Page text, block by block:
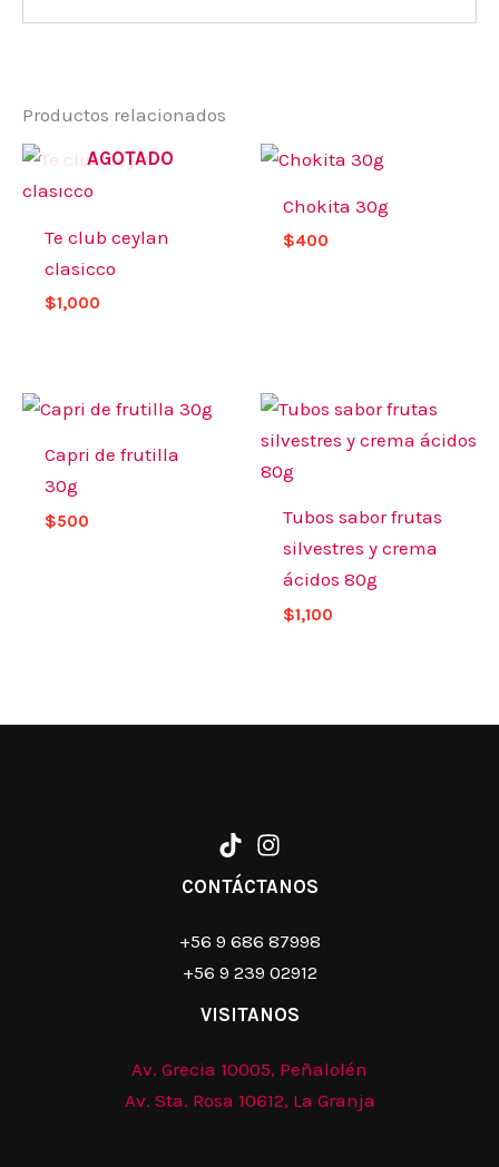
Productos relacionados
AGOTADO
Te club ceylan
clasicco
$1,000
Chokita 30g
$400
Capri de frutilla
30g
$500
Tubos sabor frutas
silvestres y crema
ácidos 80g
$1,100
CONTÁCTANOS
+56 9 686 87998
+56 9 239 02912
VISITANOS
Av. Grecia 10005, Peñalolén
Av. Sta. Rosa 10612, La Granja